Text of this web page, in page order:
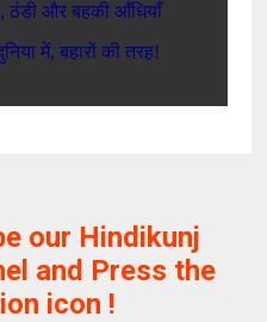
, ठंडी और बहकी आँधियाँ
में, बहारों की तरह!
our Hindikunj
and Press the
icon !